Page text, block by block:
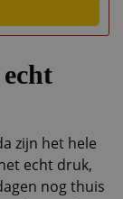
zijn het hele
echt druk,
nog thuis